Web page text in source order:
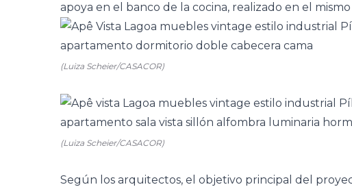
apoya en el banco de la cocina, realizado en el
(Luiza Scheier/CASACOR)
(Luiza Scheier/CASACOR)
Según los arquitectos, el objetivo principal del